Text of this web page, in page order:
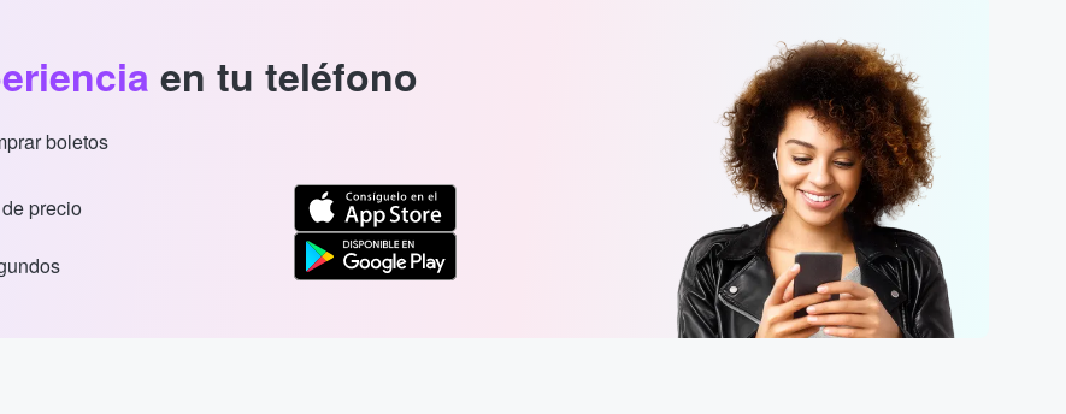
en tu teléfono
boletos
precio